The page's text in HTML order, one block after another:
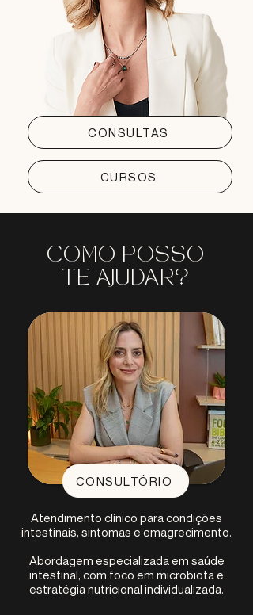
CONSULTAS
CURSOS
COMO POSSO
TE AJUDAR?
CONSULTÓRIO
Atendimento clínico para condições
intestinais, sintomas e emagrecimento.
Abordagem especializada em saúde
intestinal, com foco em microbiota e
estratégia nutricional individualizada.